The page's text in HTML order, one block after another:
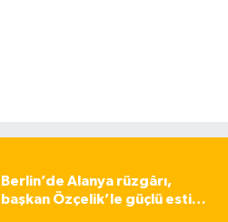
Berlin’de Alanya rüzgârı,
başkan Özçelik’le güçlü esti…